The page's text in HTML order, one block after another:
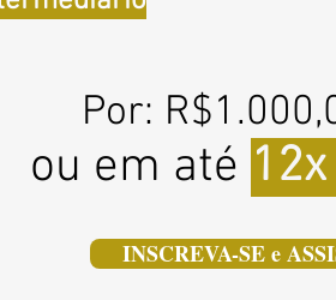
Por:
ou em até
INSCREVA-SE e